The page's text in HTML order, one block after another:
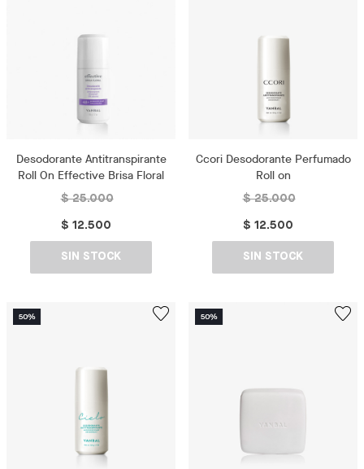
Desodorante Antitranspirante
Roll On Effective Brisa Floral
$ 25.000
$ 12.500
SIN STOCK
Ccori Desodorante Perfumado
Roll on
$ 25.000
$ 12.500
SIN STOCK